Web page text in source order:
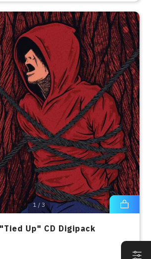
1 / 3
Up" CD Digipack